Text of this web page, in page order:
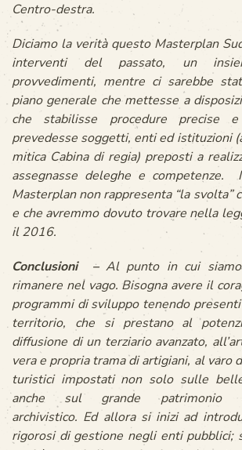
Centro-destra.
Diciamo la verità questo Masterplan
interventi del passato, un
provvedimenti, mentre ci sarebbe
piano generale che mettesse a
che stabilisse procedure precise
prevedesse soggetti, enti ed istituzioni
mitica Cabina di regia) preposti a
assegnasse deleghe e competenze.
Masterplannon rappresenta “la svolta”
e che avremmo dovuto trovare nella
il 2016.
Conclusioni –Al punto in cui
rimanere nel vago. Bisogna avere il
programmi di sviluppo tenendo
territorio, che si prestano al
diffusione di un terziario avanzato,
vera e propria trama di artigiani, al varo
turistici impostati non solo sulle
anche sul grande patrimonio
archivistico. Ed allora si inizi ad
rigorosi di gestione negli enti pubblici;